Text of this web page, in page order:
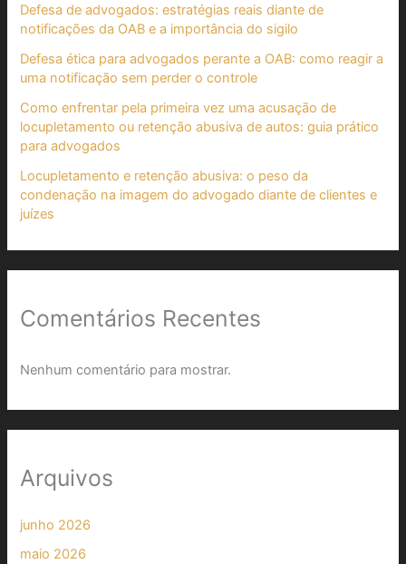
Defesa de advogados: estratégias reais diante de
notificações da OAB e a importância do sigilo
Defesa ética para advogados perante a OAB: como reagir a
uma notificação sem perder o controle
Como enfrentar pela primeira vez uma acusação de
locupletamento ou retenção abusiva de autos: guia prático
para advogados
Locupletamento e retenção abusiva: o peso da
condenação na imagem do advogado diante de clientes e
juízes
Comentários Recentes
Nenhum comentário para mostrar.
Arquivos
junho 2026
maio 2026